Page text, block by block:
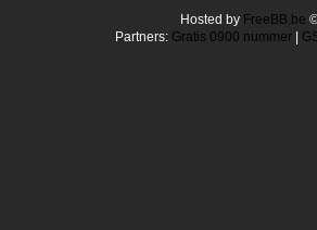
Hosted by FreeBB.be
Partners: Gratis 0900 nummer|